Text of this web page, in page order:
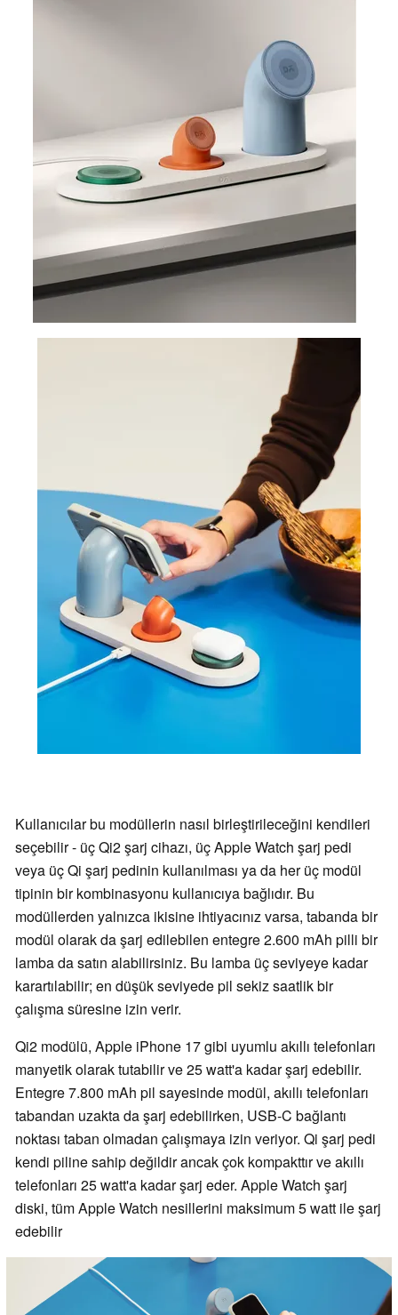
Kullanıcılar bu modüllerin nasıl birleştirileceğini kendileri
seçebilir - üç Qi2 şarj cihazı, üç Apple Watch şarj pedi
veya üç Qi şarj pedinin kullanılması ya da her üç modül
tipinin bir kombinasyonu kullanıcıya bağlıdır. Bu
modüllerden yalnızca ikisine ihtiyacınız varsa, tabanda bir
modül olarak da şarj edilebilen entegre 2.600 mAh pilli bir
lamba da satın alabilirsiniz. Bu lamba üç seviyeye kadar
karartılabilir; en düşük seviyede pil sekiz saatlik bir
çalışma süresine izin verir.
Qi2 modülü, Apple iPhone 17 gibi uyumlu akıllı telefonları
manyetik olarak tutabilir ve 25 watt'a kadar şarj edebilir.
Entegre 7.800 mAh pil sayesinde modül, akıllı telefonları
tabandan uzakta da şarj edebilirken, USB-C bağlantı
noktası taban olmadan çalışmaya izin veriyor. Qi şarj pedi
kendi piline sahip değildir ancak çok kompakttır ve akıllı
telefonları 25 watt'a kadar şarj eder. Apple Watch şarj
diski, tüm Apple Watch nesillerini maksimum 5 watt ile şarj
edebilir